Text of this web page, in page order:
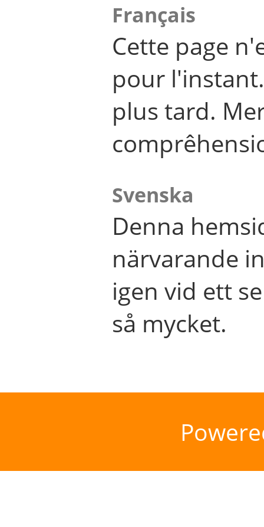
Français
Cette page
pour
plus tard.
Svenska
Denna
närvarande
igen vid ett
så mycket.